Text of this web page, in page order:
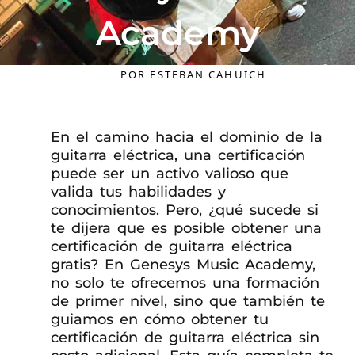
Academy
POR ESTEBAN CAHUICH
En el camino hacia el dominio de la
guitarra eléctrica, una certificación
puede ser un activo valioso que
valida tus habilidades y
conocimientos. Pero, ¿qué sucede si
te dijera que es posible obtener una
certificación de guitarra eléctrica
gratis? En Genesys Music Academy,
no solo te ofrecemos una formación
de primer nivel, sino que también te
guiamos en cómo obtener tu
certificación de guitarra eléctrica sin